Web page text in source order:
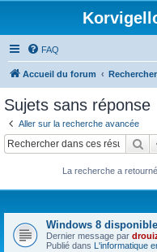
FAQ
Accueil du forum Rechercher
Sujets sans réponse
Aller sur la recherche avancée
La recherche a
Windows 8
Dernier message par
Publié dans L'informatique